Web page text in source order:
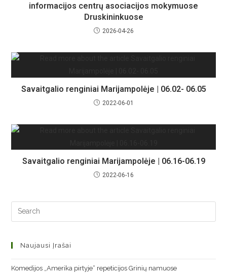
informacijos centrų asociacijos mokymuose
Druskininkuose
2026-04-26
Savaitgalio renginiai Marijampolėje | 06.02- 06.05
2022-06-01
Savaitgalio renginiai Marijampolėje | 06.16-06.19
2022-06-16
Naujausi Įrašai
Komedijos „Amerika pirtyje“ repeticijos Grinių namuose